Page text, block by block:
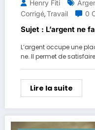
Henry Fiti
Corrigé,Travail 0
Sujet : L’argent ne
L’argent occupe une
ne. Il permet de
Lire la suite